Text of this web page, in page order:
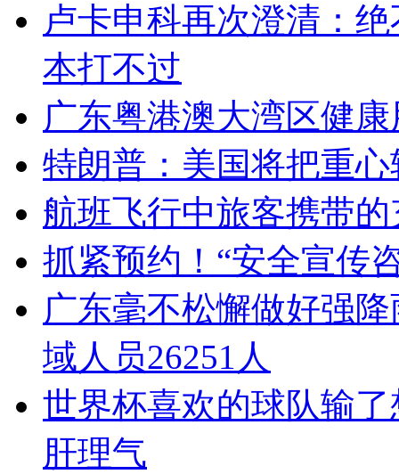
卢卡申科再次澄清：
本打不过
广东粤港澳大湾区健
特朗普：美国将把重
航班飞行中旅客携带
抓紧预约！“安全宣传
广东毫不松懈做好强
域人员26251人
世界杯喜欢的球队输
肝理气